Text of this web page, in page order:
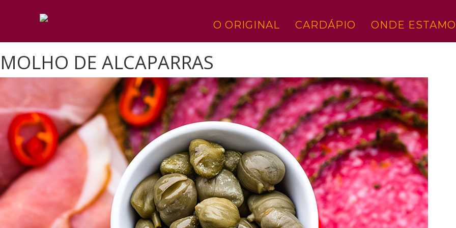
O ORIGINAL CARDÁPIO ONDE
MOLHO DE ALCAPARRAS